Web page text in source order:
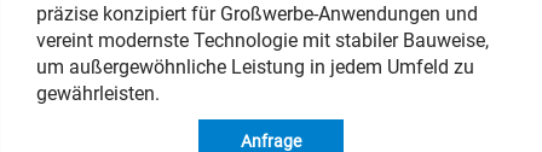
präzise konzipiert für Großwerbe-Anwendungen und
vereint modernste Technologie mit stabiler Bauweise,
um außergewöhnliche Leistung in jedem Umfeld zu
gewährleisten.
Anfrage